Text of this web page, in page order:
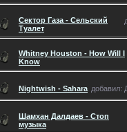
Сектор Газа - Сельский
Туалет
Whitney Houston - How Will I
Know
Nightwish - Sahara добавил:
Шамхан Далдаев - Стоп
музыка